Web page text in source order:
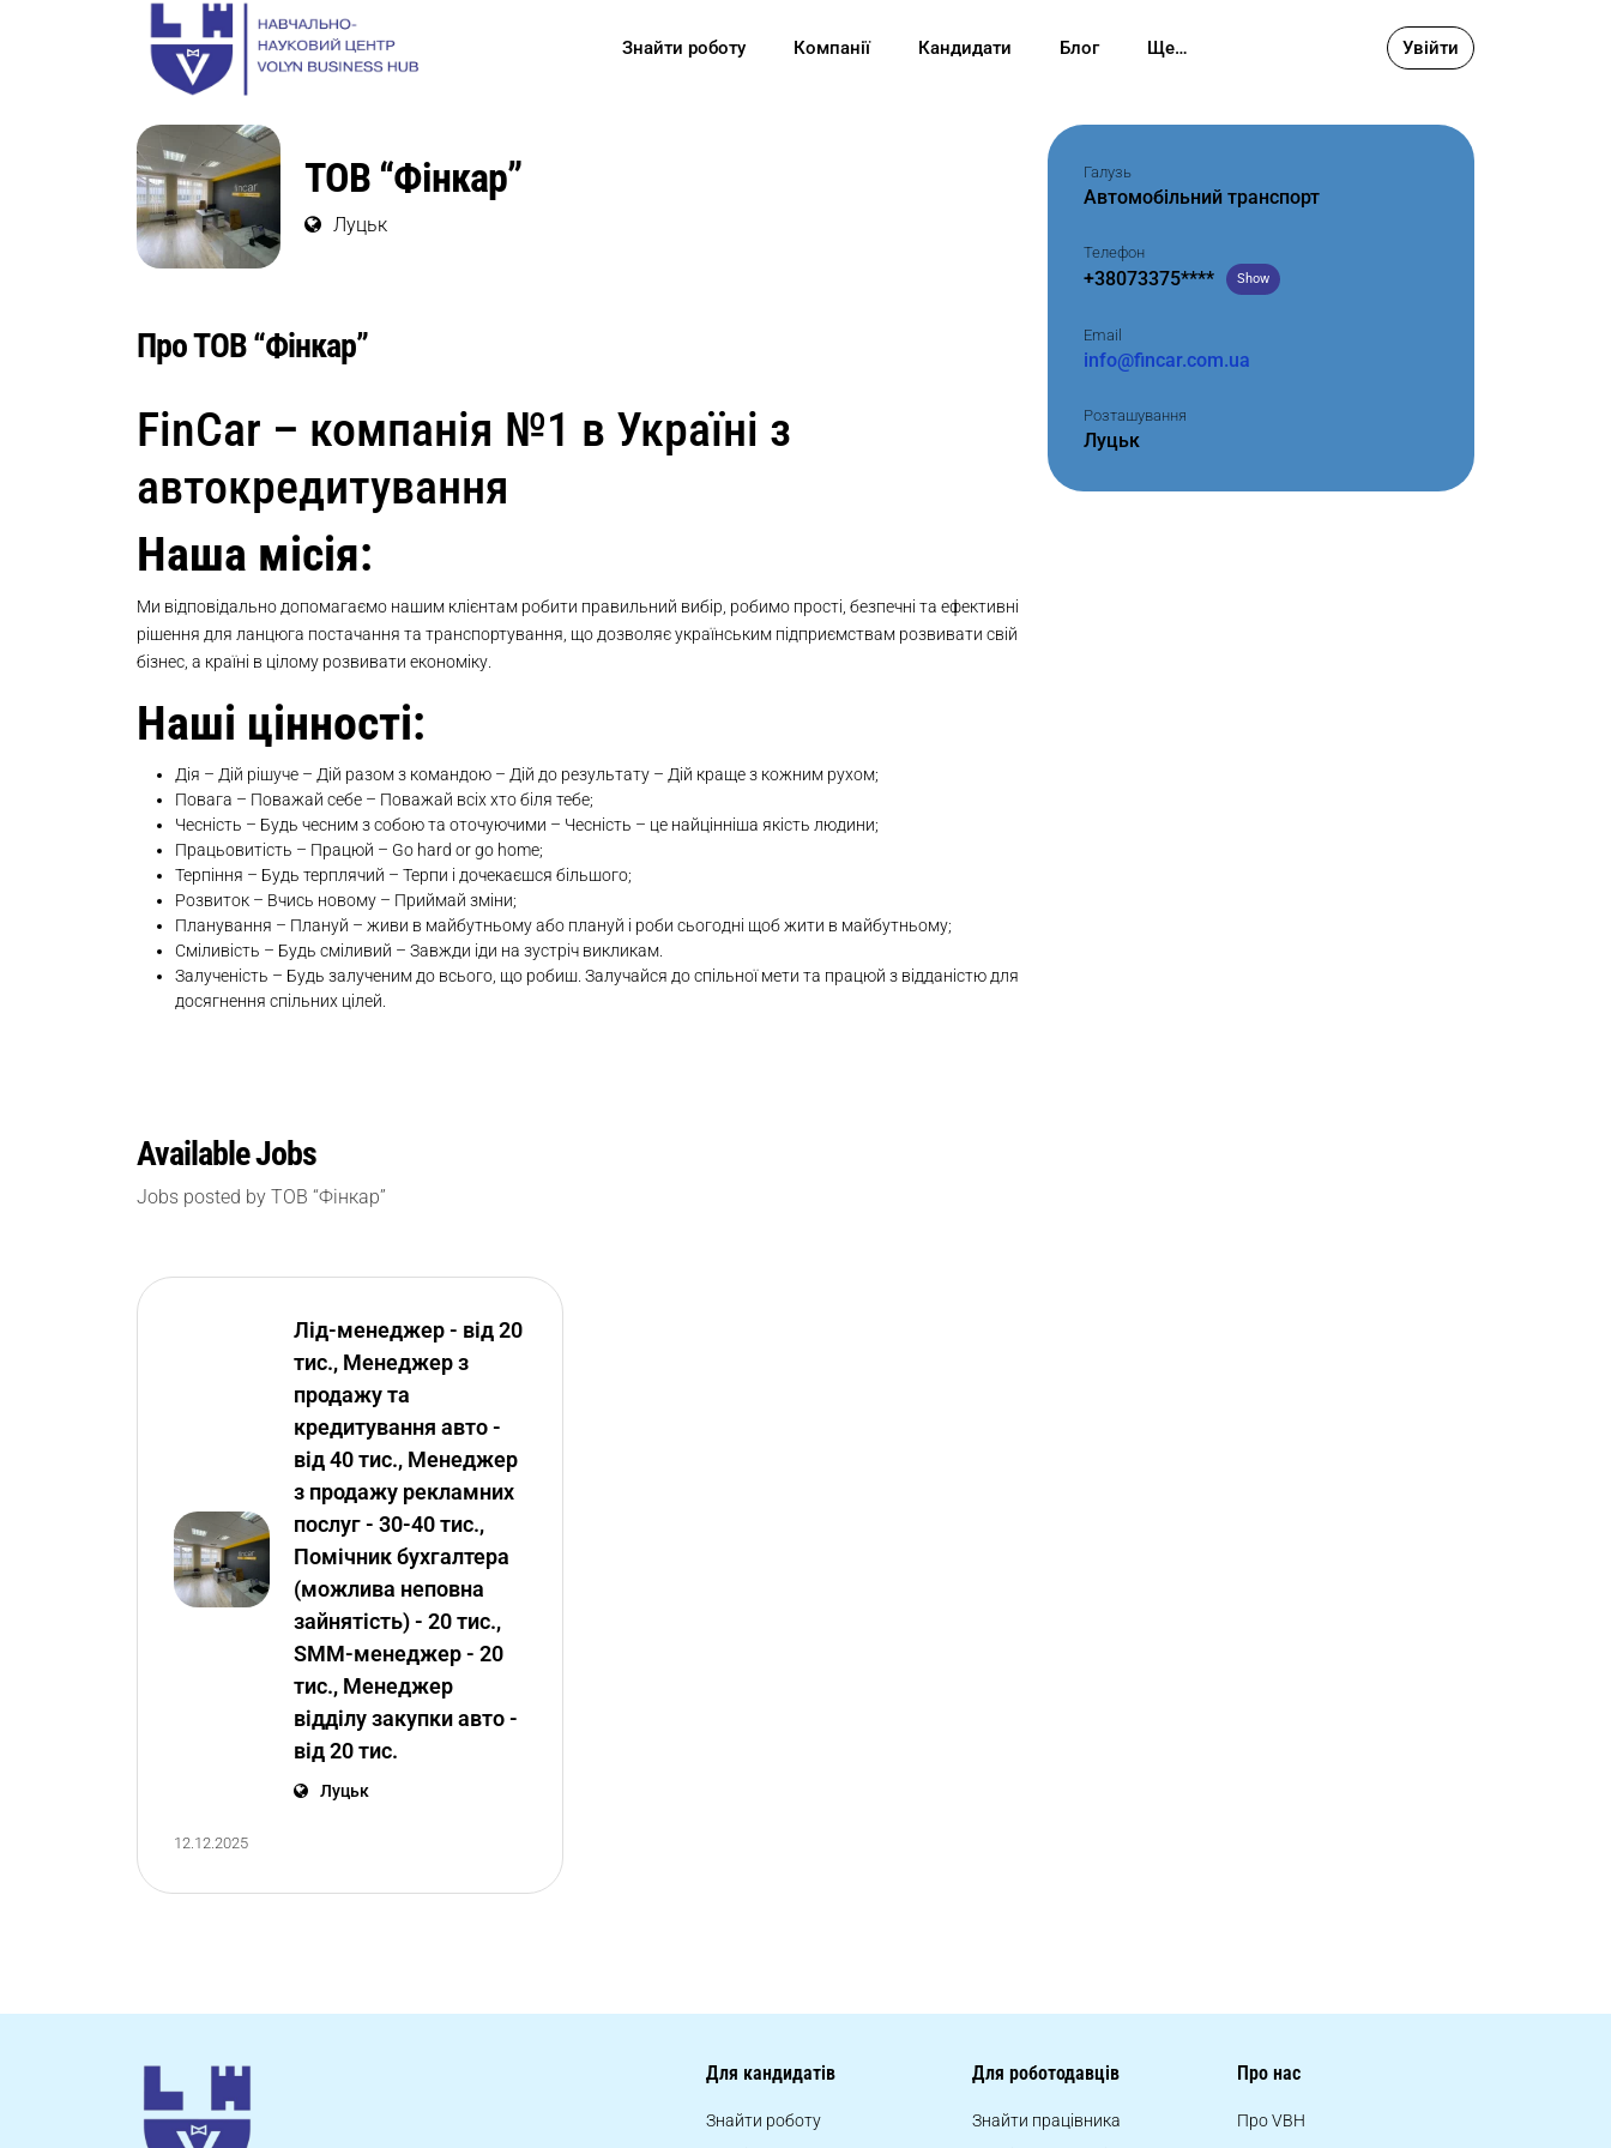
Знайти роботу Компанії Кандидати Блог Ще… Увійти
ТОВ “Фінкар”
Луцьк
Про ТОВ “Фінкар”
FinCar – компанія №1 в Україні з
автокредитування
Наша місія:
Ми відповідально допомагаємо нашим клієнтам робити правильний вибір, робимо прості, безпечні та ефективні
рішення для ланцюга постачання та транспортування, що дозволяє українським підприємствам розвивати свій
бізнес, а країні в цілому розвивати економіку.
Наші цінності:
Дія – Дій рішуче – Дій разом з командою – Дій до результату – Дій краще з кожним рухом;
Повага – Поважай себе – Поважай всіх хто біля тебе;
Чесність – Будь чесним з собою та оточуючими – Чесність – це найцінніша якість людини;
Працьовитість – Працюй – Go hard or go home;
Терпіння – Будь терплячий – Терпи і дочекаєшся більшого;
Розвиток – Вчись новому – Приймай зміни;
Планування – Плануй – живи в майбутньому або плануй і роби сьогодні щоб жити в майбутньому;
Сміливість – Будь сміливий – Завжди іди на зустріч викликам.
Залученість – Будь залученим до всього, що робиш. Залучайся до спільної мети та працюй з відданістю для
досягнення спільних цілей.
Available Jobs
Jobs posted by ТОВ “Фінкар”
Лід-менеджер - від 20
тис., Менеджер з
продажу та
кредитування авто -
від 40 тис., Менеджер
з продажу рекламних
послуг - 30-40 тис.,
Помічник бухгалтера
(можлива неповна
зайнятість) - 20 тис.,
SMM-менеджер - 20
тис., Менеджер
відділу закупки авто -
від 20 тис.
Луцьк
12.12.2025
Галузь
Автомобільний транспорт
Телефон
+38073375**** Show
Email
info@fincar.com.ua
Розташування
Луцьк
Для кандидатів
Знайти роботу
Для роботодавців
Знайти працівника
Про нас
Про VBH